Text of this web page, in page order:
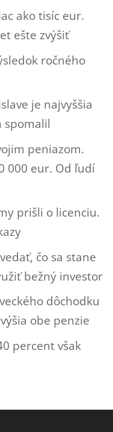
ako tisíc eur.
ešte zvýšiť
ročného
je najvyššia
spomalil
peniazom.
000 eur. Od ľudí
prišli o licenciu.
čo sa stane
bežný investor
dôchodku
obe penzie
percent však